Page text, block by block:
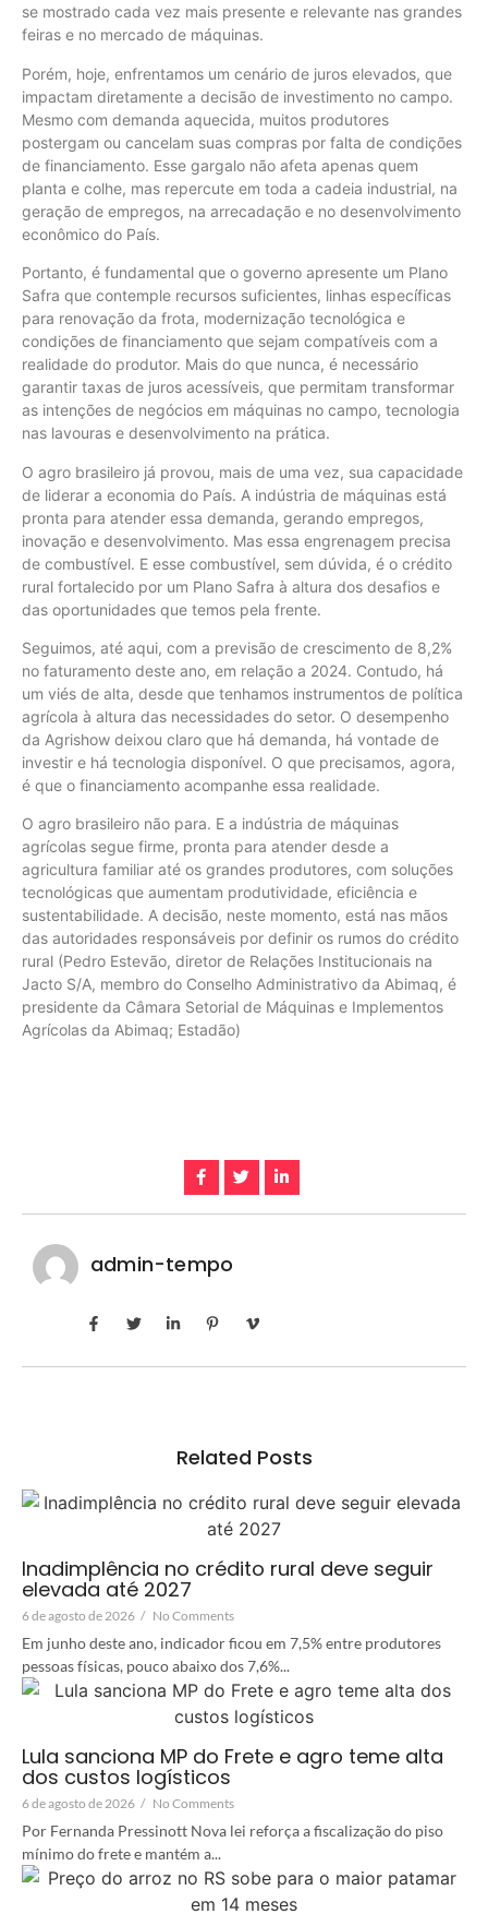
se mostrado cada vez mais presente e relevante nas grandes
feiras e no mercado de máquinas.
Porém, hoje, enfrentamos um cenário de juros elevados, que
impactam diretamente a decisão de investimento no campo.
Mesmo com demanda aquecida, muitos produtores
postergam ou cancelam suas compras por falta de condições
de financiamento. Esse gargalo não afeta apenas quem
planta e colhe, mas repercute em toda a cadeia industrial, na
geração de empregos, na arrecadação e no desenvolvimento
econômico do País.
Portanto, é fundamental que o governo apresente um Plano
Safra que contemple recursos suficientes, linhas específicas
para renovação da frota, modernização tecnológica e
condições de financiamento que sejam compatíveis com a
realidade do produtor. Mais do que nunca, é necessário
garantir taxas de juros acessíveis, que permitam transformar
as intenções de negócios em máquinas no campo, tecnologia
nas lavouras e desenvolvimento na prática.
O agro brasileiro já provou, mais de uma vez, sua capacidade
de liderar a economia do País. A indústria de máquinas está
pronta para atender essa demanda, gerando empregos,
inovação e desenvolvimento. Mas essa engrenagem precisa
de combustível. E esse combustível, sem dúvida, é o crédito
rural fortalecido por um Plano Safra à altura dos desafios e
das oportunidades que temos pela frente.
Seguimos, até aqui, com a previsão de crescimento de 8,2%
no faturamento deste ano, em relação a 2024. Contudo, há
um viés de alta, desde que tenhamos instrumentos de política
agrícola à altura das necessidades do setor. O desempenho
da Agrishow deixou claro que há demanda, há vontade de
investir e há tecnologia disponível. O que precisamos, agora,
é que o financiamento acompanhe essa realidade.
O agro brasileiro não para. E a indústria de máquinas
agrícolas segue firme, pronta para atender desde a
agricultura familiar até os grandes produtores, com soluções
tecnológicas que aumentam produtividade, eficiência e
sustentabilidade. A decisão, neste momento, está nas mãos
das autoridades responsáveis por definir os rumos do crédito
rural (Pedro Estevão, diretor de Relações Institucionais na
Jacto S/A, membro do Conselho Administrativo da Abimaq, é
presidente da Câmara Setorial de Máquinas e Implementos
Agrícolas da Abimaq; Estadão)
admin-tempo
Related Posts
Inadimplência no crédito rural deve seguir
elevada até 2027
6 de agosto de 2026 / No Comments
Em junho deste ano, indicador ficou em 7,5% entre produtores
pessoas físicas, pouco abaixo dos 7,6%...
Lula sanciona MP do Frete e agro teme alta
dos custos logísticos
6 de agosto de 2026 / No Comments
Por Fernanda Pressinott Nova lei reforça a fiscalização do piso
mínimo do frete e mantém a...